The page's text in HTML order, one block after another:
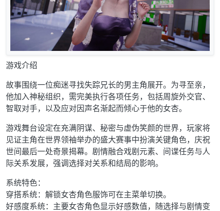
游戏介绍
故事围绕一位痴迷寻找失踪兄长的男主角展开。为寻至亲，
他加入神秘组织，需完美执行各项任务，包括周旋外交官、
智取对手，以及应对因声名渐起而倾心于他的女杏。
游戏舞台设定在充满阴谋、秘密与虚伪笑颜的世界，玩家将
见证主角在世界领袖举办的盛大赛事中扮演关键角色，庆祝
世间最后一处奇景揭幕。剧情融合戏剧元素、间谍任务与人
际关系发展，强调选择对关系和结局的影响。
系统特色：
穿搭系统：解锁女杏角色服饰可在主菜单切换。
好感度系统：主要女杏角色显示好感数值，随选择与剧情变